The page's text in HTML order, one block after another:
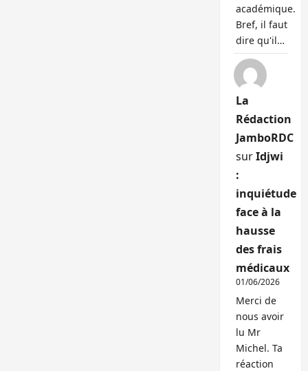
académique.
Bref, il faut
dire qu'il…
La
Rédaction
JamboRDC
surIdjwi
:
inquiétude
face à la
hausse
des frais
médicaux
01/06/2026
Merci de
nous avoir
lu Mr
Michel. Ta
réaction